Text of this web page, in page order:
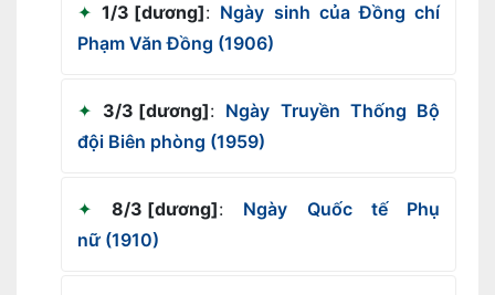
1/3 [dương]: Ngày sinh của Đồng chí
Phạm Văn Đồng (1906)
3/3 [dương]: Ngày Truyền Thống Bộ
đội Biên phòng (1959)
8/3 [dương]:
Ngày Quốc tế Phụ
nữ (1910)